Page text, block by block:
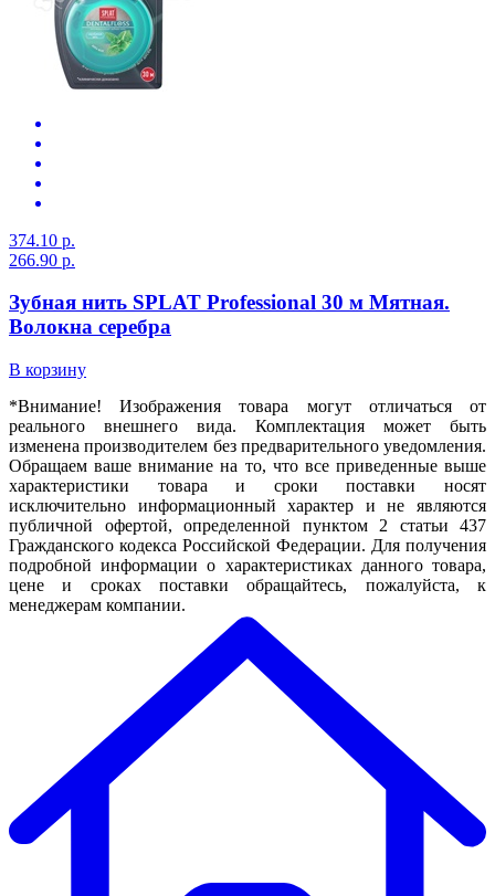
374.10 р.
266.90 р.
Зубная нить SPLAT Professional 30 м Мятная.
Волокна серебра
В корзину
*Внимание! Изображения товара могут отличаться от
реального внешнего вида. Комплектация может быть
изменена производителем без предварительного уведомления.
Обращаем ваше внимание на то, что все приведенные выше
характеристики товара и сроки поставки носят
исключительно информационный характер и не являются
публичной офертой, определенной пунктом 2 статьи 437
Гражданского кодекса Российской Федерации. Для получения
подробной информации о характеристиках данного товара,
цене и сроках поставки обращайтесь, пожалуйста, к
менеджерам компании.